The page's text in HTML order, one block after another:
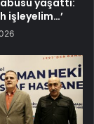
yaşattı:
işleyelim…’